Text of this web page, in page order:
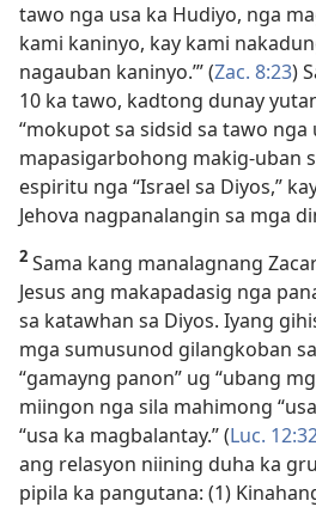
tawo nga usa ka Hudiyo, nga
kami kaninyo, kay kami
nagauban kaninyo.’” (Zac. 8:23)
10 ka tawo, kadtong dunay
“mokupot sa sidsid sa tawo nga
mapasigarbohong makig-uban
espiritu nga “Israel sa Diyos,”
Jehova nagpanalangin sa mga
2 Sama kang manalagnang
Jesus ang makapadasig nga
sa katawhan sa Diyos. Iyang
mga sumusunod gilangkoban
“gamayng panon” ug “ubang
miingon nga sila mahimong
“usa ka magbalantay.” (Luc.
ang relasyon niining duha ka
pipila ka pangutana: (1)